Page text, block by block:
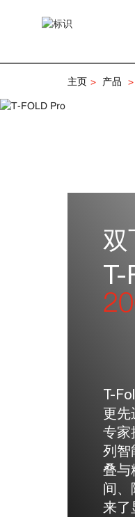
主页 产品
双
T-
T-
更先
专家
列智
叠与
间、
来了